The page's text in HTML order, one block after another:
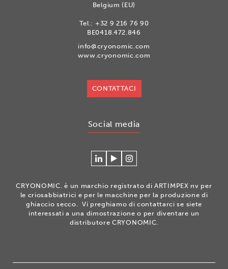
Belgium (EU)
Tel.: +32 9 216 76 90
BE0418.472.846
info@cryonomic.com
www.cryonomic.com
CONTATTACI
Social media
Connecteer
Cryonomic
op
Linkedin
Watch
videos
on
the
Cryonomic
Youtube
Volg
op
Instagram
CRYONOMIC. è un marchio registrato di ARTIMPEX nv per
le criosabbiatrici e per le macchine per la produzione di
ghiaccio secco. Vi preghiamo di contattarci se siete
interessati a una dimostrazione o per diventare un
distributore CRYONOMIC.